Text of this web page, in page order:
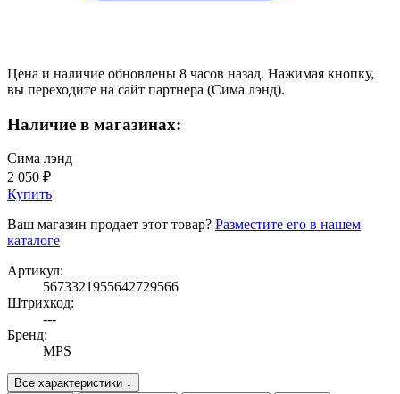
Цена и наличие обновлены 8 часов назад. Нажимая кнопку,
вы переходите на сайт партнера (Сима лэнд).
Наличие в магазинах:
Сима лэнд
2 050 ₽
Купить
Ваш магазин продает этот товар? Разместите его в нашем
каталоге
Артикул:
5673321955642729566
Штрихкод:
---
Бренд:
MPS
Все характеристики ↓